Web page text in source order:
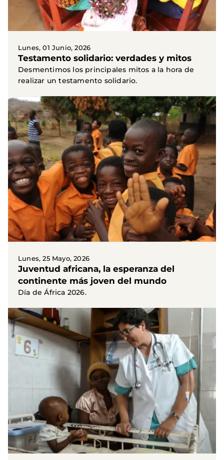
Lunes, 01 Junio, 2026
Testamento solidario: verdades y mitos
Desmentimos los principales mitos a la hora de
realizar un testamento solidario.
Lunes, 25 Mayo, 2026
Juventud africana, la esperanza del
continente más joven del mundo
Día de África 2026.